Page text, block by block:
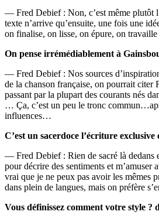
— Fred Debief : Non, c’est même plutôt
texte n’arrive qu’ensuite, une fois une
on finalise, on lisse, on épure, on
On pense irrémédiablement à
— Fred Debief : Nos sources
de la chanson française, on pourrait
passant par la plupart des courants nés
… Ça, c’est un peu le tronc
influences…
C’est un sacerdoce l’écriture exclusive
— Fred Debief : Rien de sacré là dedans
pour décrire des sentiments et
vrai que je ne peux pas avoir les mêmes
dans plein de langues, mais on préfère
Vous définissez comment votre style